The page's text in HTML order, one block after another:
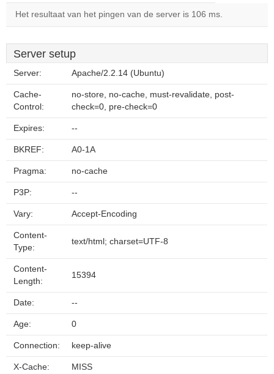
Het resultaat van het pingen van de server is 106 ms.
Server setup
Server: Apache/2.2.14 (Ubuntu)
Cache-
Control:
no-store, no-cache, must-revalidate, post-
check=0, pre-check=0
Expires: --
BKREF: A0-1A
Pragma: no-cache
P3P: --
Vary: Accept-Encoding
Content-
Type:
text/html; charset=UTF-8
Content-
Length:
15394
Date: --
Age: 0
Connection: keep-alive
X-Cache: MISS